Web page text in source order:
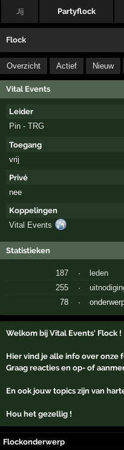
Jij Partyflock
Flock
Overzicht Actief Nieuw
Vital Events
Leider
Pin - TRG
Toegang
vrij
Privé
nee
Koppelingen
Vital Events
Statistieken
187 ·
leden
255
·
78
·
Welkom bij Vital Events' Flock !
Hier vind je alle info over onze
Graag reacties en op- of
En ook jouw topics zijn van
Hou het gezellig !
Flockonderwerp